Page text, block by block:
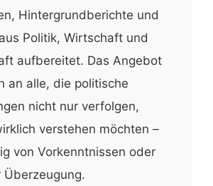
Hintergrundberichte und
Politik, Wirtschaft und
aufbereitet. Das Angebot
an alle, die politische
nicht nur verfolgen,
verstehen möchten –
von Vorkenntnissen oder
Überzeugung.